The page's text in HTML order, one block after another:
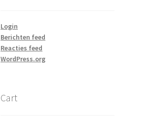
Login
Berichten feed
Reacties feed
WordPress.org
Cart